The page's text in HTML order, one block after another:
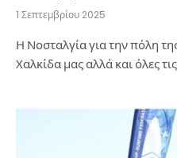
1 Σεπτεμβρίου 2025
Η Νοσταλγία για την πόλη
Χαλκίδα μας αλλά και όλες